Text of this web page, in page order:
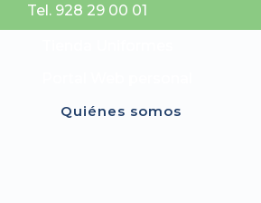
Tel. 928 29 00 01
Quiénes somos